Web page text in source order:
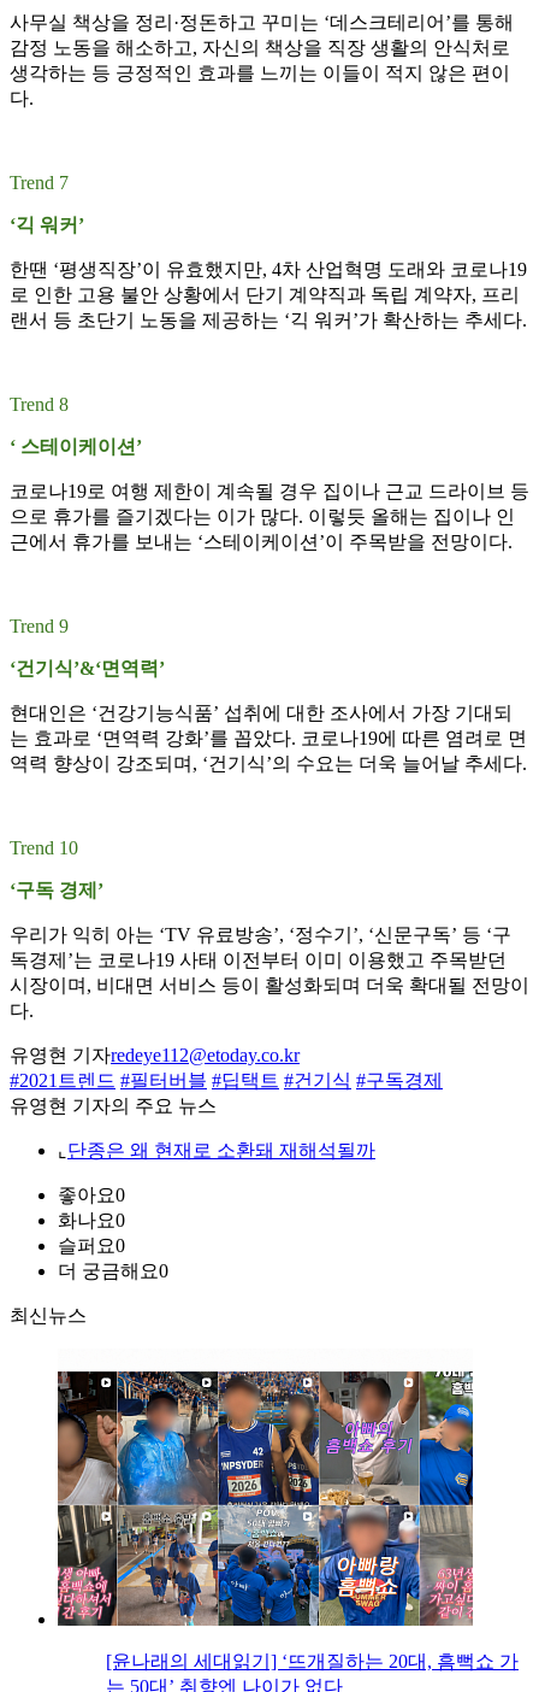
사무실 책상을 정리·정돈하고 꾸미는 ‘데스크테리어’를 통해
감정 노동을 해소하고, 자신의 책상을 직장 생활의 안식처로
생각하는 등 긍정적인 효과를 느끼는 이들이 적지 않은 편이
다.
Trend 7
‘긱 워커’
한땐 ‘평생직장’이 유효했지만, 4차 산업혁명 도래와 코로나19
로 인한 고용 불안 상황에서 단기 계약직과 독립 계약자, 프리
랜서 등 초단기 노동을 제공하는 ‘긱 워커’가 확산하는 추세다.
Trend 8
‘ 스테이케이션’
코로나19로 여행 제한이 계속될 경우 집이나 근교 드라이브 등
으로 휴가를 즐기겠다는 이가 많다. 이렇듯 올해는 집이나 인
근에서 휴가를 보내는 ‘스테이케이션’이 주목받을 전망이다.
Trend 9
‘건기식’&‘면역력’
현대인은 ‘건강기능식품’ 섭취에 대한 조사에서 가장 기대되
는 효과로 ‘면역력 강화’를 꼽았다. 코로나19에 따른 염려로 면
역력 향상이 강조되며, ‘건기식’의 수요는 더욱 늘어날 추세다.
Trend 10
‘구독 경제’
우리가 익히 아는 ‘TV 유료방송’, ‘정수기’, ‘신문구독’ 등 ‘구
독경제’는 코로나19 사태 이전부터 이미 이용했고 주목받던
시장이며, 비대면 서비스 등이 활성화되며 더욱 확대될 전망이
다.
유영현 기자redeye112@etoday.co.kr
#2021트렌드 #필터버블 #딥택트 #건기식 #구독경제
유영현 기자의 주요 뉴스
⌞ 단종은 왜 현재로 소환돼 재해석될까
좋아요0
화나요0
슬퍼요0
더 궁금해요0
최신뉴스
[윤나래의 세대읽기] ‘뜨개질하는 20대, 흠뻑쇼 가
는 50대’ 취향엔 나이가 없다